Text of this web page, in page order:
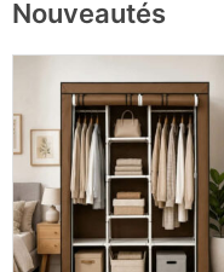
Nouveautés